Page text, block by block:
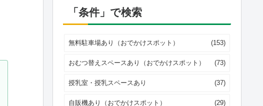
「条件」で検索
無料駐車場あり（おでかけスポット） (153)
おむつ替えスペースあり（おでかけスポット） (73)
授乳室・授乳スペースあり (37)
自販機あり（おでかけスポット） (29)